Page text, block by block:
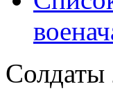
Солдаты